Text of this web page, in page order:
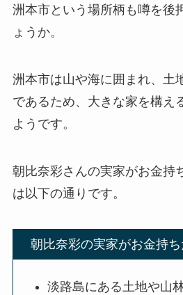
洲本市という場所柄も噂を後
ょうか。
洲本市は山や海に囲まれ、土
であるため、大きな家を構え
ようです。
朝比奈彩さんの実家がお金持
は以下の通りです。
朝比奈彩の実家がお金持
淡路島にある土地や山